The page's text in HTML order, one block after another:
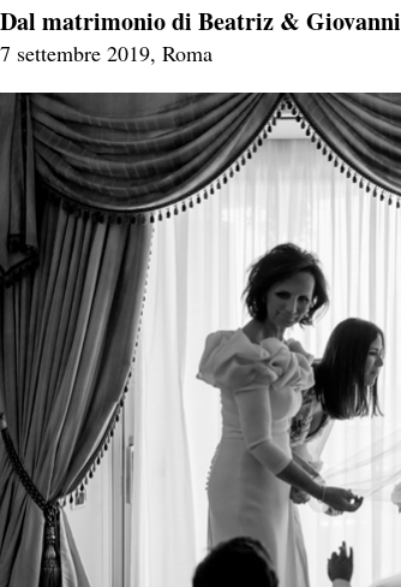
Dal matrimonio di Beatriz & Giovanni
7 settembre 2019, Roma